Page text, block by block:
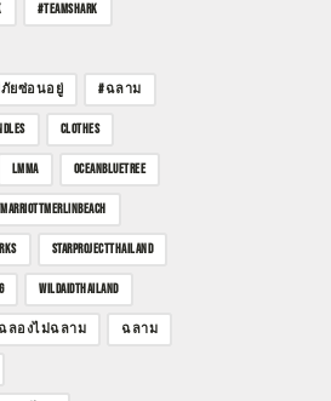
#TEAMSHARK
ยซ่อนอยู่ #ฉลาม
CLOTHES
LMMA OCEANBLUETREE
STARPROJECTTHAILAND
WILDAIDTHAILAND
ลองไม่ฉลาม ฉลาม